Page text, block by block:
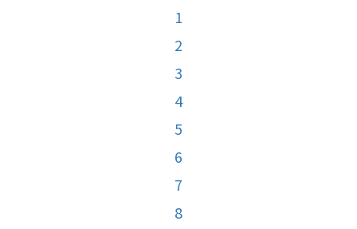
1
2
3
4
5
6
7
8